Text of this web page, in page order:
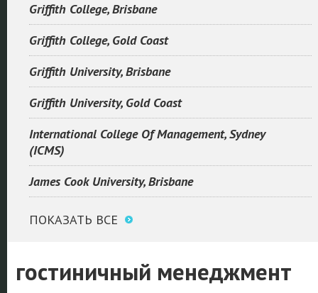
Griffith College, Brisbane
Griffith College, Gold Coast
Griffith University, Brisbane
Griffith University, Gold Coast
International College Of Management, Sydney
(ICMS)
James Cook University, Brisbane
ПОКАЗАТЬ ВСЕ
гостиничный менеджмент